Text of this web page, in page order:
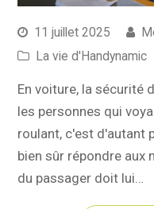
11 juillet 2025
La vie d'Handynamic
En voiture, la sécurité
les personnes qui
roulant, c'est d'autant
bien sûr répondre aux
du passager doit lui…